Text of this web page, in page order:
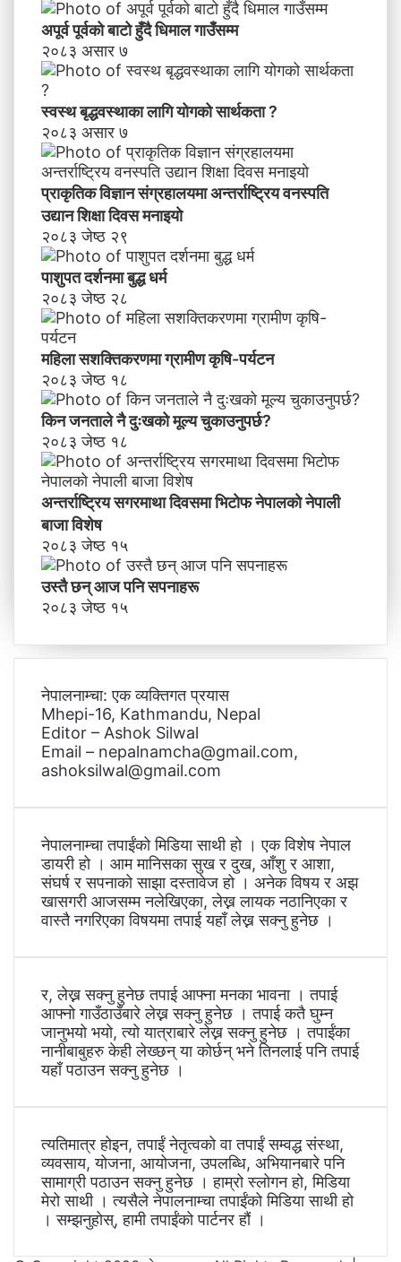
अपूर्व पूर्वको बाटो हुँदै धिमाल गाउँसम्म
२०८३ असार ७
स्वस्थ बृद्धवस्थाका लागि योगको सार्थकता ?
२०८३ असार ७
प्राकृतिक विज्ञान संग्रहालयमा अन्तर्राष्ट्रिय वनस्पति
उद्यान शिक्षा दिवस मनाइयाे
२०८३ जेष्ठ २९
पाशुपत दर्शनमा बुद्ध धर्म​
२०८३ जेष्ठ २८
महिला सशक्तिकरणमा ग्रामीण कृषि-पर्यटन
२०८३ जेष्ठ १८
किन जनताले नै दुःखको मूल्य चुकाउनुपर्छ?
२०८३ जेष्ठ १८
अन्तर्राष्ट्रिय सगरमाथा दिवसमा भिटाेफ नेपालकाे नेपाली
बाजा विशेष
२०८३ जेष्ठ १५
उस्तै छन् आज पनि सपनाहरू
२०८३ जेष्ठ १५
नेपालनाम्चा: एक व्यक्तिगत प्रयास
Mhepi-16, Kathmandu, Nepal
Editor – Ashok Silwal
Email – nepalnamcha@gmail.com,
ashoksilwal@gmail.com
नेपालनाम्चा तपाईंको मिडिया साथी हो । एक विशेष नेपाल
डायरी हो । आम मानिसका सुख र दुख, आँशु र आशा,
संघर्ष र सपनाको साझा दस्तावेज हो । अनेक विषय र अझ
खासगरी आजसम्म नलेखिएका, लेख्न लायक नठानिएका र
वास्तै नगरिएका विषयमा तपाई यहाँ लेख्न सक्नु हुनेछ ।
र, लेख्न सक्नु हुनेछ तपाई आफ्ना मनका भावना । तपाई
आफ्नो गाउँठाउँबारे लेख्न सक्नु हुनेछ । तपाई कतै घुम्न
जानुभयो भयो, त्यो यात्राबारे लेख्न सक्नु हुनेछ । तपाईंका
नानीबाबुहरु केही लेख्छन् या कोर्छन् भने तिनलाई पनि तपाई
यहाँ पठाउन सक्नु हुनेछ ।
त्यतिमात्र होइन, तपाईं नेतृत्वको वा तपाईं सम्वद्ध संस्था,
व्यवसाय, योजना, आयोजना, उपलब्धि, अभियानबारे पनि
सामाग्री पठाउन सक्नु हुनेछ । हाम्रो स्लोगन हो, मिडिया
मेरो साथी । त्यसैले नेपालनाम्चा तपाईंको मिडिया साथी हो
। सम्झनुहोस्, हामी तपाईंको पार्टनर हौं ।